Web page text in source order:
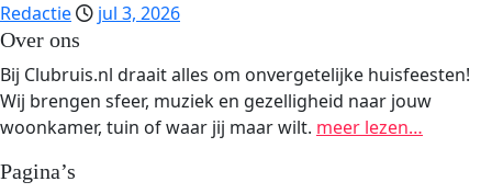
Redactie
jul 3, 2026
Over ons
Bij Clubruis.nl draait alles om onvergetelijke huisfeesten!
Wij brengen sfeer, muziek en gezelligheid naar jouw
woonkamer, tuin of waar jij maar wilt. meer lezen…
Pagina’s